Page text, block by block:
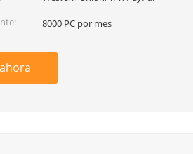
8000 PC por mes